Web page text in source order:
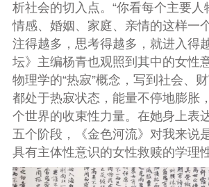
析社会的切入点。“你看每个主要人
情感、婚姻、家庭、亲情的这样一
注得越多，思考得越多，就进入得
坛》主编杨青也观照到其中的女性
物理学的“热寂”概念，写到社会、
都处于热寂状态，能量不停地膨胀
个世界的收束性力量。在她身上表
五个阶段，《金色河流》对我来说
具有主体性意识的女性救赎的学理